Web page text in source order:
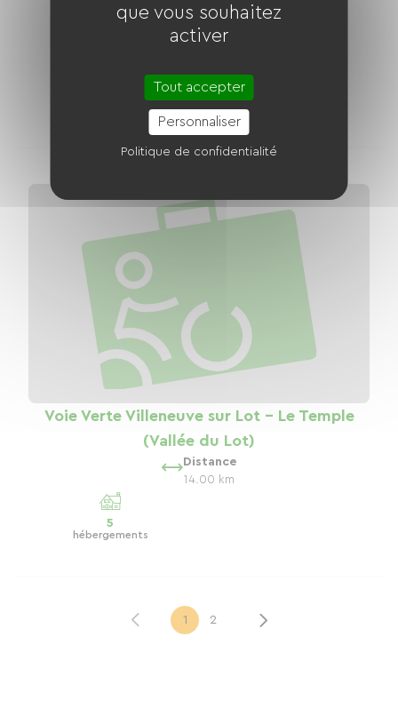
Valence d'Agen
Distance
Voie Verte Villeneuve sur Lot - Le Temple
(Vallée du Lot)
Distance
14.00 km
5
hébergements
1 2
que vous souhaitez
activer
Tout accepter
Personnaliser
Politique de confidentialité